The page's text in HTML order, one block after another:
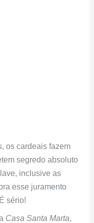
os cardeais fazem
segredo absoluto
inclusive as
esse juramento
sério!
Casa Santa Marta